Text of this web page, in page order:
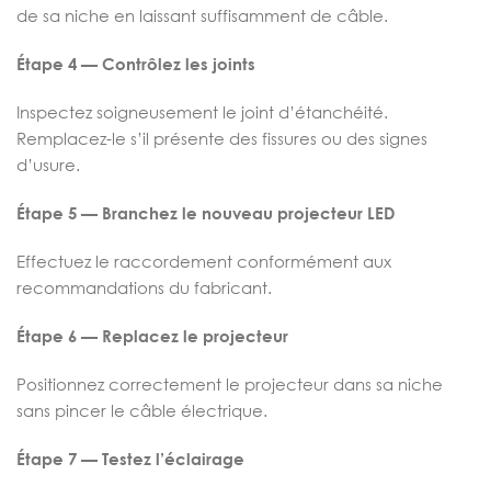
de sa niche en laissant suffisamment de câble.
Étape 4 — Contrôlez les joints
Inspectez soigneusement le joint d’étanchéité.
Remplacez-le s’il présente des fissures ou des signes
d’usure.
Étape 5 — Branchez le nouveau projecteur LED
Effectuez le raccordement conformément aux
recommandations du fabricant.
Étape 6 — Replacez le projecteur
Positionnez correctement le projecteur dans sa niche
sans pincer le câble électrique.
Étape 7 — Testez l’éclairage